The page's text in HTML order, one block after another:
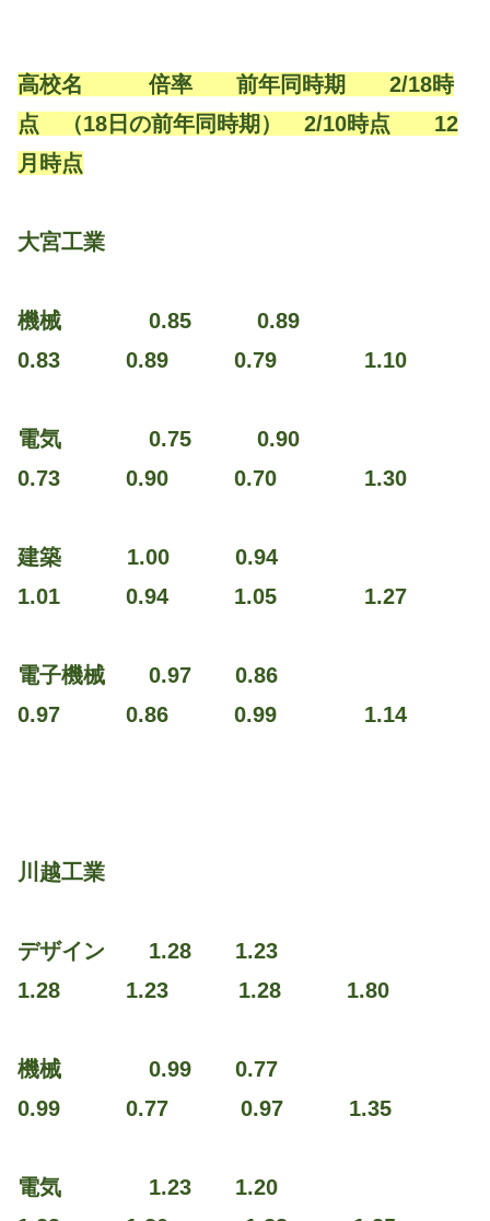
高校名 倍率 前年同時期 2/18時
点 （18日の前年同時期） 2/10時点 12
月時点
大宮工業
機械 0.85 0.89
0.83 0.89 0.79 1.10
電気 0.75 0.90
0.73 0.90 0.70 1.30
建築 1.00 0.94
1.01 0.94 1.05 1.27
電子機械 0.97 0.86
0.97 0.86 0.99 1.14
川越工業
デザイン 1.28 1.23
1.28 1.23 1.28 1.80
機械 0.99 0.77
0.99 0.77 0.97 1.35
電気 1.23 1.20